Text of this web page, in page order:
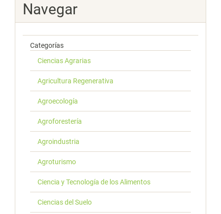
Navegar
Categorías
Ciencias Agrarias
Agricultura Regenerativa
Agroecología
Agroforestería
Agroindustria
Agroturismo
Ciencia y Tecnología de los Alimentos
Ciencias del Suelo